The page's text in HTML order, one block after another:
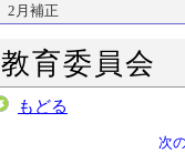
2月補正
教育委員会
もどる
次